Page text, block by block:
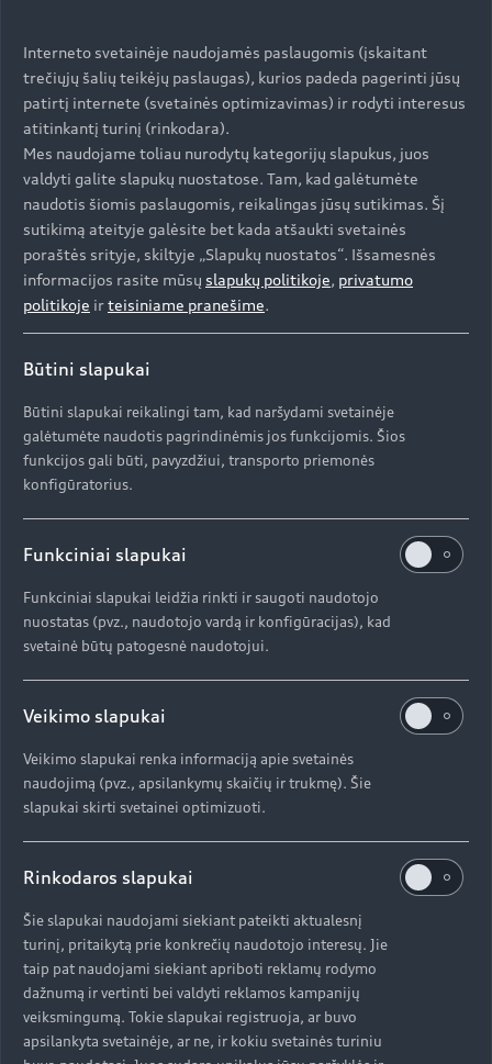
Interneto svetainėje naudojamės paslaugomis (įskaitant
trečiųjų šalių teikėjų paslaugas), kurios padeda pagerinti jūsų
patirtį internete (svetainės optimizavimas) ir rodyti interesus
atitinkantį turinį (rinkodara).
Mes naudojame toliau nurodytų kategorijų slapukus, juos
valdyti galite slapukų nuostatose. Tam, kad galėtumėte
naudotis šiomis paslaugomis, reikalingas jūsų sutikimas. Šį
sutikimą ateityje galėsite bet kada atšaukti svetainės
poraštės srityje, skiltyje „Slapukų nuostatos“. Išsamesnės
informacijos rasite mūsų slapukų politikoje, privatumo
politikoje irteisiniame pranešime.
Būtini slapukai
Būtini slapukai reikalingi tam, kad naršydami svetainėje
galėtumėte naudotis pagrindinėmis jos funkcijomis. Šios
funkcijos gali būti, pavyzdžiui, transporto priemonės
konfigūratorius.
Funkciniai slapukai
Funkciniai slapukai leidžia rinkti ir saugoti naudotojo
nuostatas (pvz., naudotojo vardą ir konfigūracijas), kad
svetainė būtų patogesnė naudotojui.
Veikimo slapukai
Veikimo slapukai renka informaciją apie svetainės
naudojimą (pvz., apsilankymų skaičių ir trukmę). Šie
slapukai skirti svetainei optimizuoti.
Rinkodaros slapukai
Šie slapukai naudojami siekiant pateikti aktualesnį
turinį, pritaikytą prie konkrečių naudotojo interesų. Jie
taip pat naudojami siekiant apriboti reklamų rodymo
dažnumą ir vertinti bei valdyti reklamos kampanijų
veiksmingumą. Tokie slapukai registruoja, ar buvo
apsilankyta svetainėje, ar ne, ir kokiu svetainės turiniu